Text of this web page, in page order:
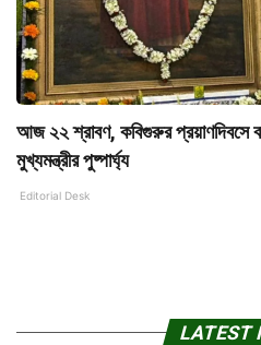
আজ ২২ শ্রাবণ, কবিগুরুর প্রয়াণদিবসে
মুখ্যমন্ত্রীর পুষ্পার্ঘ্য
Editorial Desk
LATEST